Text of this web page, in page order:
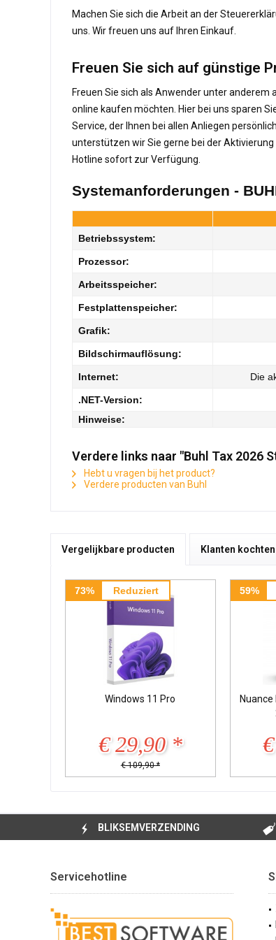
Machen Sie sich die Arbeit an der
uns. Wir freuen uns auf Ihren Einkauf.
Freuen Sie sich auf günstige
Freuen Sie sich als Anwender unter
online kaufen möchten. Hier bei uns sparen
Service, der Ihnen bei allen Anliegen
unterstützen wir Sie gerne bei der
Hotline sofort zur Verfügung.
Systemanforderungen -
Betriebssystem:
Prozessor:
Arbeitsspeicher:
Festplattenspeicher:
Grafik:
Bildschirmauflösung:
Internet: Die
.NET-Version:
Hinweise:
Verdere links naar "Buhl Tax 2026
Hebt u vragen bij het product?
Verdere producten van Buhl
Vergelijkbare producten Klanten
73% Reduziert
Windows 11 Pro
€ 29,90 *
€ 109,90 *
59%
Nuance
BLIKSEMVERZENDING
Servicehotline